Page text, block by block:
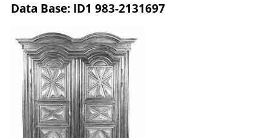
Data Base: ID1 983-2131697